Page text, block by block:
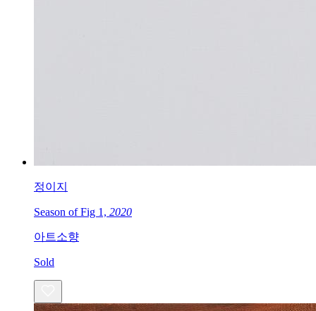
정이지
Season of Fig 1, 2020
아트소향
Sold